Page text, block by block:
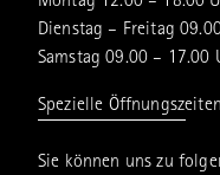
Dienstag – Freitag
Samstag 09.00 – 17.00
Spezielle Öffnungszeiten
Sie können uns zu